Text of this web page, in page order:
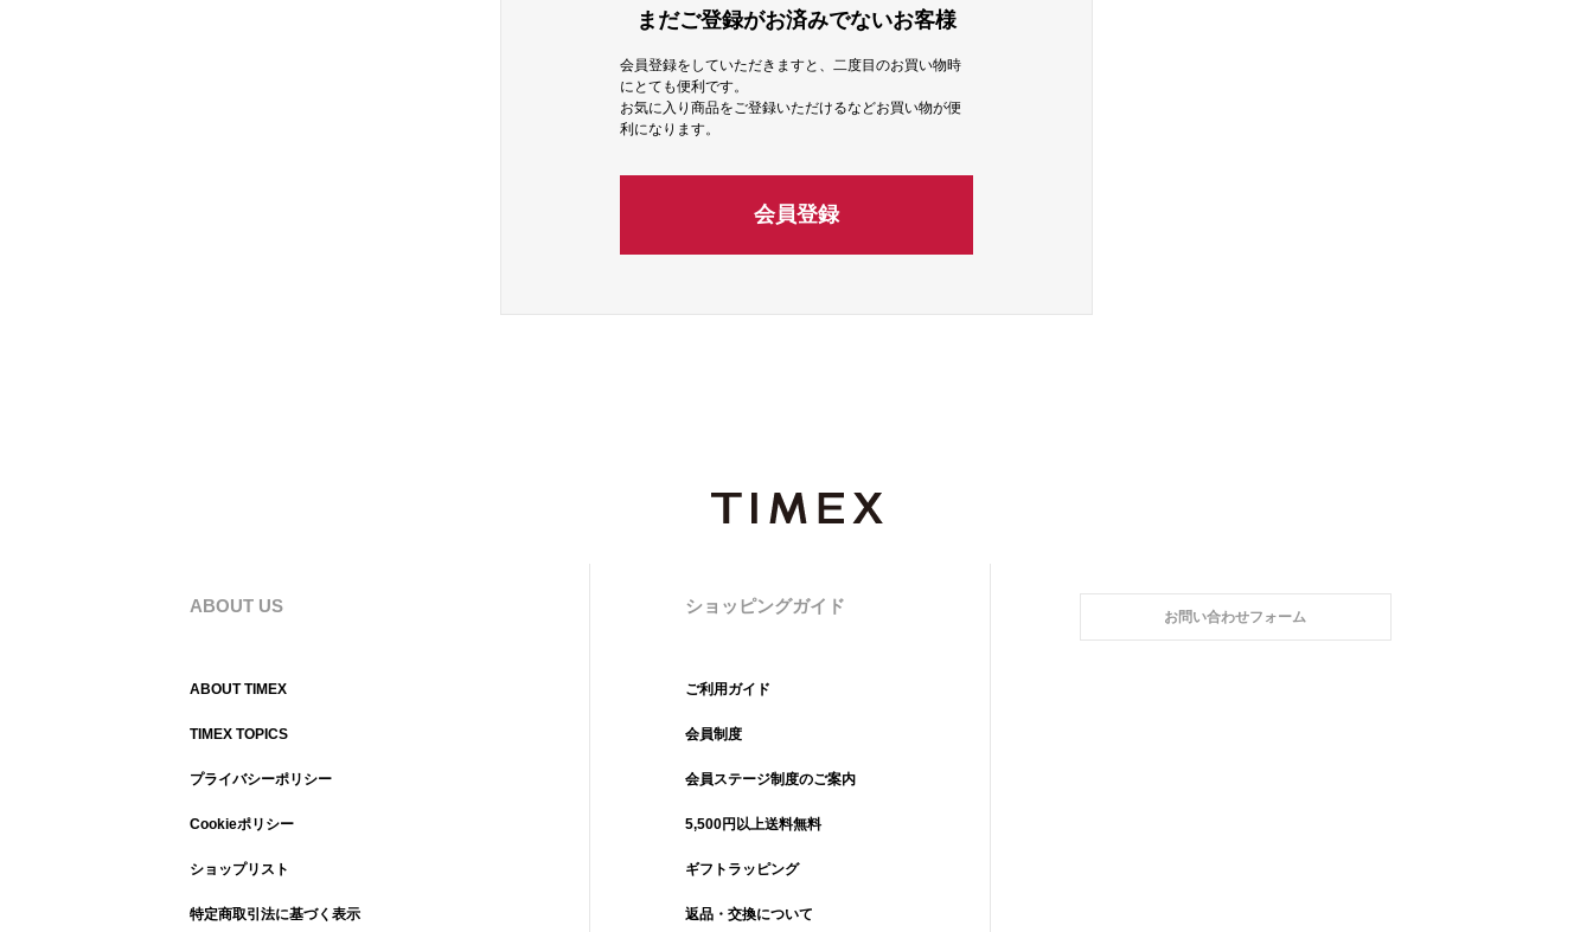
まだご登録がお済みでないお客様
会員登録をしていただきますと、二度目のお買い物時
にとても便利です。
お気に入り商品をご登録いただけるなどお買い物が便
利になります。
会員登録
ABOUT US
ABOUT TIMEX
TIMEX TOPICS
プライバシーポリシー
Cookieポリシー
ショップリスト
特定商取引法に基づく表示
ショッピングガイド
ご利用ガイド
会員制度
会員ステージ制度のご案内
5,500円以上送料無料
ギフトラッピング
返品・交換について
お問い合わせフォーム